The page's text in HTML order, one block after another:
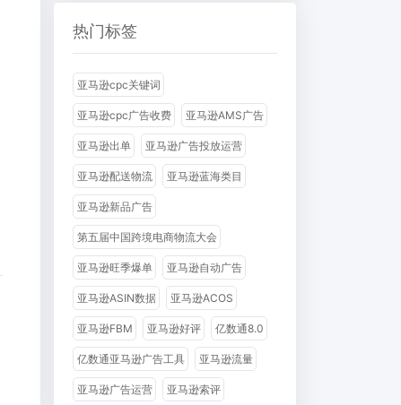
热门标签
亚马逊cpc关键词
亚马逊cpc广告收费 亚马逊AMS广告
亚马逊出单 亚马逊广告投放运营
亚马逊配送物流 亚马逊蓝海类目
亚马逊新品广告
第五届中国跨境电商物流大会
亚马逊旺季爆单 亚马逊自动广告
亚马逊ASIN数据 亚马逊ACOS
亚马逊FBM 亚马逊好评 亿数通8.0
亿数通亚马逊广告工具 亚马逊流量
亚马逊广告运营 亚马逊索评